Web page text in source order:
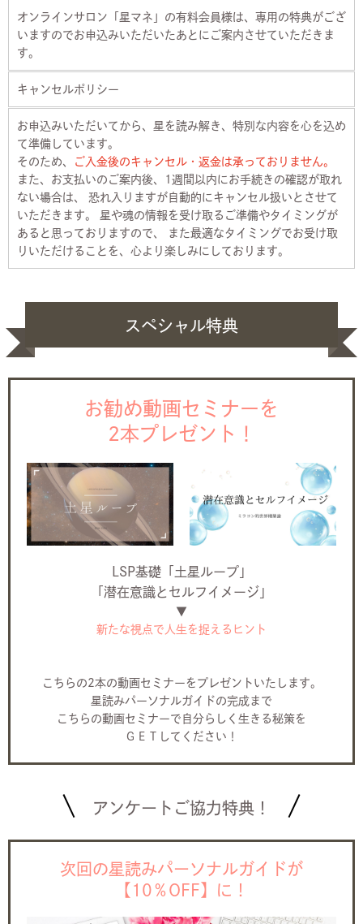
オンラインサロン「星マネ」の有料会員様は、 専用の特典がござ
いますのでお申込みいただいたあとにご案内させていただきま
す。
キャンセルポリシー
お申込みいただいてから、星を読み解き、特別な内容を心を込め
て準備しています。
そのため、
ご入金後のキャンセル・返金は承っておりません。
また、お支払いのご案内後、1週間以内にお手続きの確認が取れ
ない場合は、 恐れ入りますが自動的にキャンセル扱いとさせて
いただきます。 星や魂の情報を受け取るご準備やタイミングが
あると思っておりますので、 また最適なタイミングでお受け取
りいただけることを、心より楽しみにしております。
スペシャル特典
お勧め動画セミナーを
2本プレゼント！
LSP基礎「土星ループ」
「潜在意識とセルフイメージ」
▼
新たな視点で人生を捉えるヒント
こちらの2本の動画セミナーをプレゼントいたします。
星読みパーソナルガイドの完成まで
こちらの動画セミナーで自分らしく生きる秘策を
ＧＥＴしてください！
アンケートご協力特典！
次回の星読みパーソナルガイドが
【10％OFF】に！